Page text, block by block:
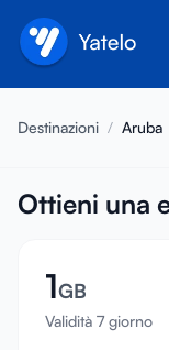
Chi siamo
Invita un amico
Diventa affiliato
Destinazioni / Aruba
Ottieni una
1GB
Validità 7 giorno